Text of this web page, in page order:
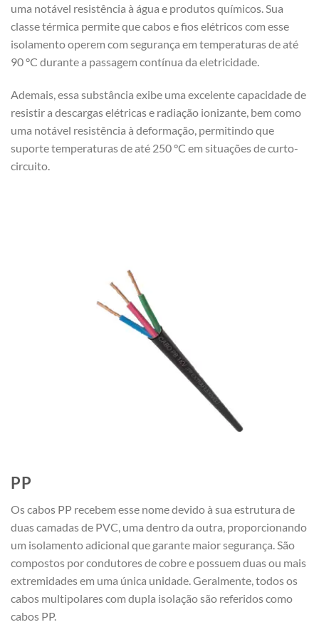
uma notável resistência à água e produtos químicos. Sua
classe térmica permite que cabos e fios elétricos com esse
isolamento operem com segurança em temperaturas de até
90 °C durante a passagem contínua da eletricidade.
Ademais, essa substância exibe uma excelente capacidade de
resistir a descargas elétricas e radiação ionizante, bem como
uma notável resistência à deformação, permitindo que
suporte temperaturas de até 250 °C em situações de curto-
circuito.
PP
Os cabos PP recebem esse nome devido à sua estrutura de
duas camadas de PVC, uma dentro da outra, proporcionando
um isolamento adicional que garante maior segurança. São
compostos por condutores de cobre e possuem duas ou mais
extremidades em uma única unidade. Geralmente, todos os
cabos multipolares com dupla isolação são referidos como
cabos PP.